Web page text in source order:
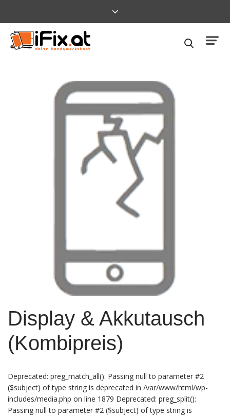
Display & Akkutausch
(Kombipreis)
Deprecated: preg_match_all(): Passing null to parameter #2
($subject) of type string is deprecated in /var/www/html/wp-
includes/media.php on line 1879 Deprecated: preg_split():
Passing null to parameter #2 ($subject) of type string is